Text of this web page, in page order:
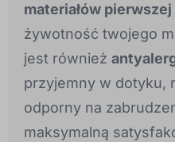
materiałów
żywotność twojego
jest również
przyjemny w dotyku,
odporny na
maksymalną